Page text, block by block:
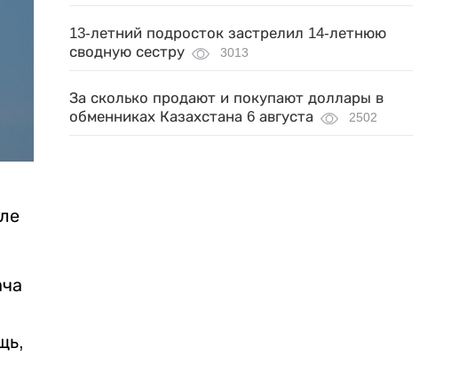
13-летний подросток застрелил 14-летнюю
сводную сестру
3013
За сколько продают и покупают доллары в
обменниках Казахстана 6 августа
2502